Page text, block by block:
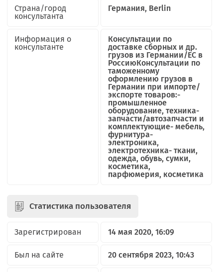
Страна/город
консультанта
Германия, Berlin
Информация о
консультанте
Консультации по
доставке сборных и др.
грузов из Германии/ЕС в
РоссиюКонсультации по
таможенному
оформлению грузов в
Германии при импорте/
экспорте товаров:-
промышленное
оборудование, техника-
запчасти/автозапчасти и
комплектующие- мебель,
фурнитура-
электроника,
электротехника- ткани,
одежда, обувь, сумки,
косметика,
парфюмерия, косметика
Статистика пользователя
Зарегистрирован 14 мая 2020, 16:09
Был на сайте 20 сентября 2023, 10:43